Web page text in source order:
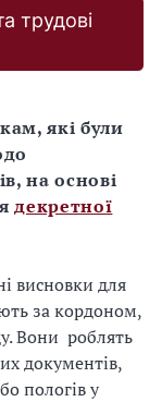
трудові
які були
на основі
декретної
висновки для
за кордоном,
Вони роблять
документів,
пологів у